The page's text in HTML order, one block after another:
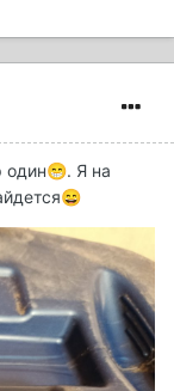
один😁. Я на
😄